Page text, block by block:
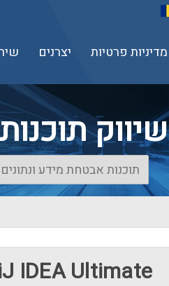
מדיניות פרטיות יצרנים
שיווק
IDEA Ultimate